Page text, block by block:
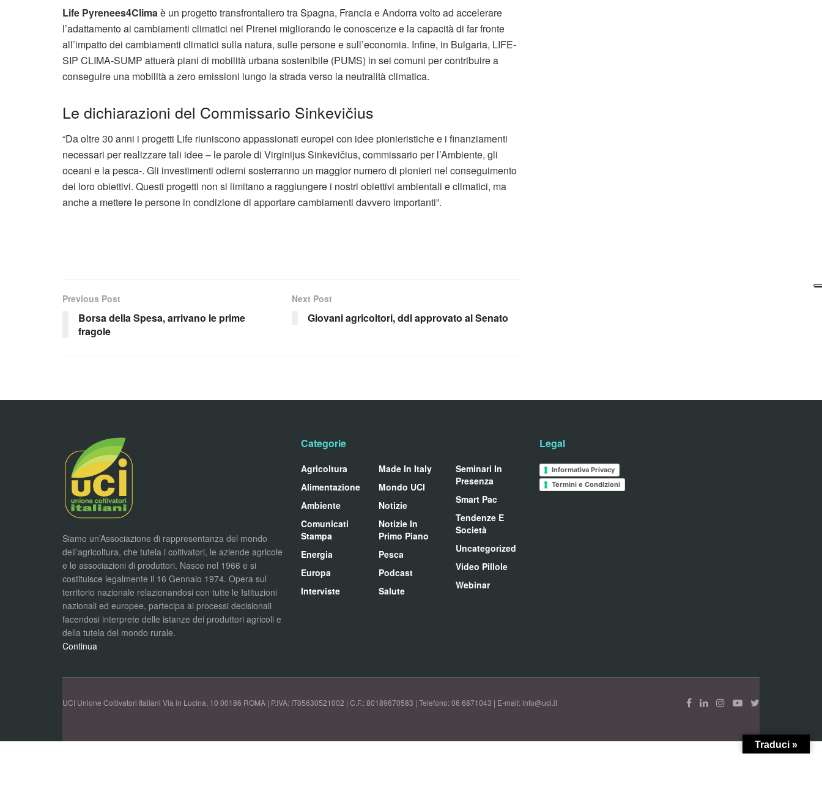
Life Pyrenees4Climaè un progetto transfrontaliero tra Spagna, Francia e Andorra volto ad accelerare
l’adattamento ai cambiamenti climatici nei Pirenei migliorando le conoscenze e la capacità di far fronte
all’impatto dei cambiamenti climatici sulla natura, sulle persone e sull’economia. Infine, in Bulgaria, LIFE-
SIP CLIMA-SUMP attuerà piani di mobilità urbana sostenibile (PUMS) in sei comuni per contribuire a
conseguire una mobilità a zero emissioni lungo la strada verso la neutralità climatica.
Le dichiarazioni del Commissario Sinkevičius
“Da oltre 30 anni i progetti Life riuniscono appassionati europei con idee pionieristiche e i finanziamenti
necessari per realizzare tali idee – le parole di Virginijus Sinkevičius, commissario per l’Ambiente, gli
oceani e la pesca-. Gli investimenti odierni sosterranno un maggior numero di pionieri nel conseguimento
dei loro obiettivi. Questi progetti non si limitano a raggiungere i nostri obiettivi ambientali e climatici, ma
anche a mettere le persone in condizione di apportare cambiamenti davvero importanti”.
Previous Post
Borsa della Spesa, arrivano le prime
fragole
Next Post
Giovani agricoltori, ddl approvato al Senato
Siamo un’Associazione di rappresentanza del mondo
dell’agricoltura, che tutela i coltivatori, le aziende agricole
e le associazioni di produttori. Nasce nel 1966 e si
costituisce legalmente il 16 Gennaio 1974. Opera sul
territorio nazionale relazionandosi con tutte le Istituzioni
nazionali ed europee, partecipa ai processi decisionali
facendosi interprete delle istanze dei produttori agricoli e
della tutela del mondo rurale.
Continua
Categorie
Agricoltura
Alimentazione
Ambiente
Comunicati
Stampa
Energia
Europa
Interviste
Made In Italy
Mondo UCI
Notizie
Notizie In
Primo Piano
Pesca
Podcast
Salute
Seminari In
Presenza
Smart Pac
Tendenze E
Società
Uncategorized
Video Pillole
Webinar
Legal
Informativa Privacy
Termini e Condizioni
UCI Unione Coltivatori Italiani Via in Lucina, 10 00186 ROMA | P.IVA: IT05630521002 | C.F.: 80189670583 | Telefono: 06 6871043 | E-mail: info@uci.it
Traduci »